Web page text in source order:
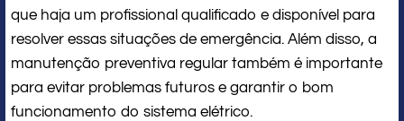
que haja um profissional qualificado e disponível para
resolver essas situações de emergência. Além disso, a
manutenção preventiva regular também é importante
para evitar problemas futuros e garantir o bom
funcionamento do sistema elétrico.